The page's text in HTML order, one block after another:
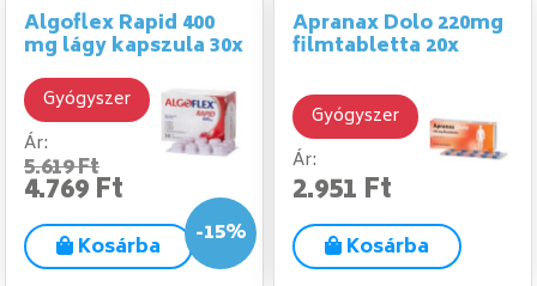
Algoflex Rapid 400
mg lágy kapszula 30x
Gyógyszer
Ár:
5.619 Ft
4.769 Ft
Kosárba -15%
Apranax Dolo 220mg
filmtabletta 20x
Gyógyszer
Ár:
2.951 Ft
Kosárba